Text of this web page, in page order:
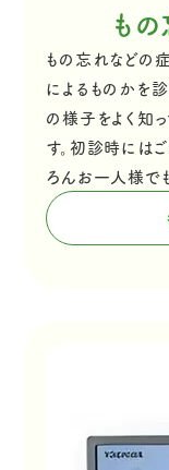
も
もの忘れなどの
によるものかを
の様子をよく知
す。初診時には
ろんお一人様で